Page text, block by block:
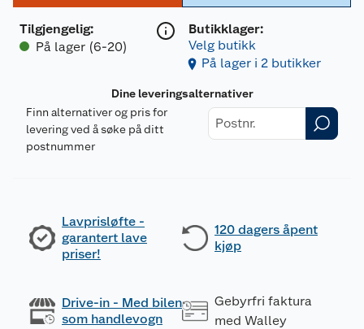
Tilgjengelig:
På lager (6-20)
Butikklager:
Velg butikk
På lager i 2 butikker
Dine leveringsalternativer
Finn alternativer og pris for
levering ved å søke på ditt
postnummer
Lavprisløfte -
garantert lave
priser!
120 dagers åpent
kjøp
Drive-in - Med bilen
som handlevogn
Gebyrfri faktura
med Walley